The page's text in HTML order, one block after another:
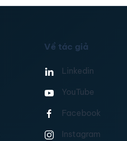
Về tác giả
Linkedin
YouTube
Facebook
Instagram